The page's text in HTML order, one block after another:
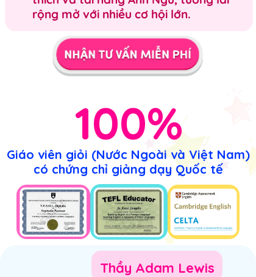
rộng mở với nhiều cơ hội lớn.
Thầy Adam Lewis
100%
Giáo viên giỏi (Nước Ngoài và Việt Nam)
có chứng chỉ giảng dạy Quốc tế